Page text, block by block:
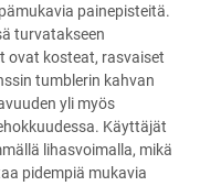
painepisteitä.
turvatakseen
ovat kosteat, rasvaiset
tumblerin kahvan
yli myös
Käyttäjät
lihasvoimalla, mikä
pidempiä mukavia